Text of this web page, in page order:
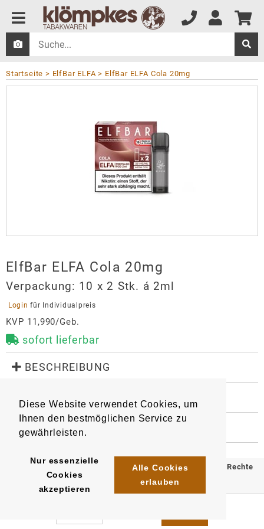
Diese Website verwendet Cookies, um
Ihnen den bestmöglichen Service zu
gewährleisten.
Nur essenzielle
Cookies
akzeptieren
Alle Cookies
erlauben
Startseite ElfBar ELFA ElfBar ELFA Cola 20mg
ElfBar ELFA Cola 20mg
Verpackung: 10 x 2 Stk. á 2ml
Login für Individualpreis
KVP 11,990/Geb.
sofort lieferbar
BESCHREIBUNG
Mit Kindersicherung
Kompatibel mit ElfBar ELFA Device Kits und Lost
Mary Tappo Device Kits.
Artikel 9040 EAN/ Stück 6932570163936
EAN/Gebinde10:
6932570164247
EAN/Umkarton400
HERSTELLER
Importeur
InnoCigs GmbH & Co. KG
Barnerstr. 14c
system@innocigs.com
© 2025 Klömpkes Heinrich Inh. Marion Winkels e.K. Alle Rechte
vorbehalten.